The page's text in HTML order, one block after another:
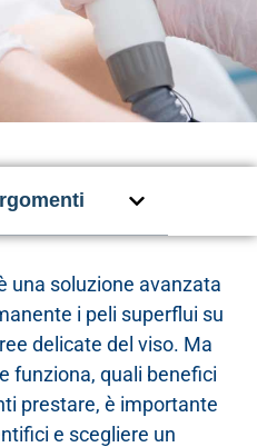
una soluzione avanzata
i peli superflui su
delicate del viso. Ma
funziona, quali benefici
prestare, è importante
e scegliere un